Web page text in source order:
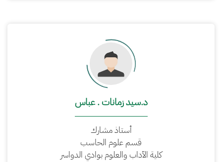
د.سيد زمانات . عباس
أستاذ مشارك
قسم علوم الحاسب
كلية الآداب والعلوم بوادي الدواسر